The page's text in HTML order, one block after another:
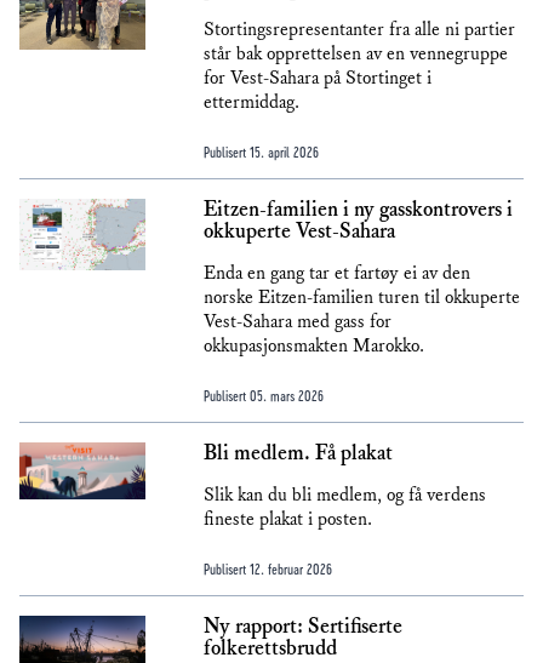
Stortingsrepresentanter fra alle ni partier
står bak opprettelsen av en vennegruppe
for Vest-Sahara på Stortinget i
ettermiddag.
Publisert 15. april 2026
Eitzen-familien i ny gasskontrovers i
okkuperte Vest-Sahara
Enda en gang tar et fartøy ei av den
norske Eitzen-familien turen til okkuperte
Vest-Sahara med gass for
okkupasjonsmakten Marokko.
Publisert 05. mars 2026
Bli medlem. Få plakat
Slik kan du bli medlem, og få verdens
fineste plakat i posten.
Publisert 12. februar 2026
Ny rapport: Sertifiserte
folkerettsbrudd